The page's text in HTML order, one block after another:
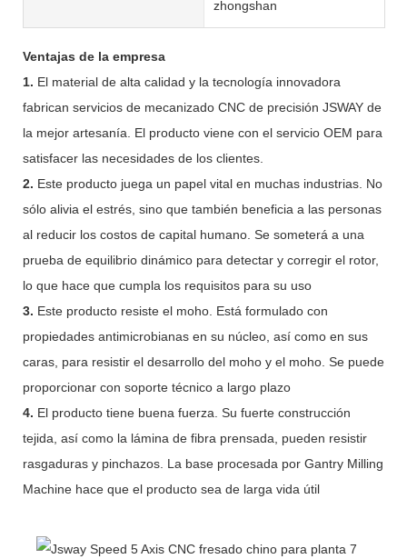
zhongshan
Ventajas de la empresa
1. El material de alta calidad y la tecnología innovadora
fabrican servicios de mecanizado CNC de precisión JSWAY de
la mejor artesanía. El producto viene con el servicio OEM para
satisfacer las necesidades de los clientes.
2. Este producto juega un papel vital en muchas industrias. No
sólo alivia el estrés, sino que también beneficia a las personas
al reducir los costos de capital humano. Se someterá a una
prueba de equilibrio dinámico para detectar y corregir el rotor,
lo que hace que cumpla los requisitos para su uso
3. Este producto resiste el moho. Está formulado con
propiedades antimicrobianas en su núcleo, así como en sus
caras, para resistir el desarrollo del moho y el moho. Se puede
proporcionar con soporte técnico a largo plazo
4. El producto tiene buena fuerza. Su fuerte construcción
tejida, así como la lámina de fibra prensada, pueden resistir
rasgaduras y pinchazos. La base procesada por Gantry Milling
Machine hace que el producto sea de larga vida útil